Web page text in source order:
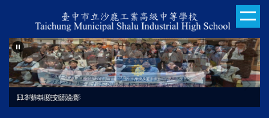
主
要
內
容
日本姊妹校交流合影
113學年度技藝競賽